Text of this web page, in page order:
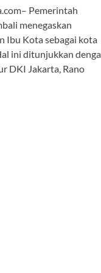
Pemerintah
menegaskan
Ibu Kota sebagai kota
ini ditunjukkan
DKI Jakarta, Rano